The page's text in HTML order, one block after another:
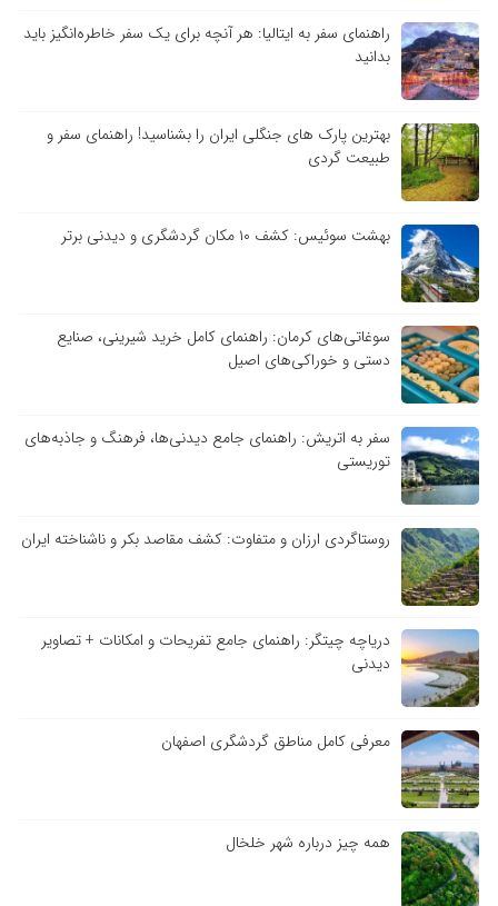
راهنمای سفر به ایتالیا: هر آنچه برای یک سفر خاطره‌انگیز باید
بدانید
بهترین پارک های جنگلی ایران را بشناسید! راهنمای سفر و
طبیعت گردی
بهشت سوئیس: کشف ۱۰ مکان گردشگری و دیدنی برتر
سوغاتی‌های کرمان: راهنمای کامل خرید شیرینی، صنایع
دستی و خوراکی‌های اصیل
سفر به اتریش: راهنمای جامع دیدنی‌ها، فرهنگ و جاذبه‌های
توریستی
روستاگردی ارزان و متفاوت: کشف مقاصد بکر و ناشناخته ایران
دریاچه چیتگر: راهنمای جامع تفریحات و امکانات + تصاویر
دیدنی
معرفی کامل مناطق گردشگری اصفهان
همه چیز درباره شهر خلخال